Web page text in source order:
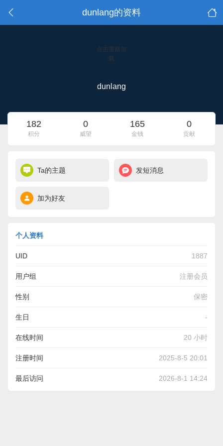
dunlang的资料
点击重新加
载
dunlang
182
积分
0
威望
165
金钱
0
贡献
Ta的主题 发短消息
加为好友
个人资料
UID 1887
用户组 注册会员
性别 保密
生日 -
在线时间 20 小时
注册时间 2025-8-5 20:01
最后访问 2026-8-1 14:24